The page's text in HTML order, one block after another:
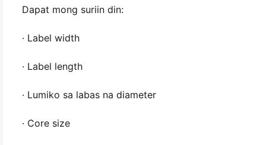
Dapat mong suriin din:
· Label width
· Label length
· Lumiko sa labas na diameter
· Core size